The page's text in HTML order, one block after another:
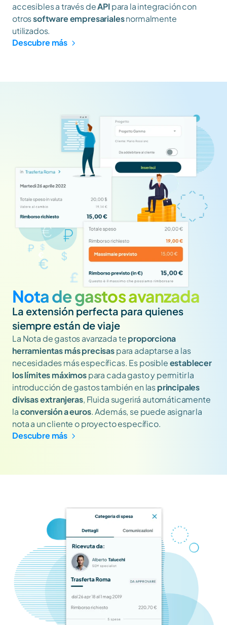
accesibles a través de API para la integración con
otros software empresariales normalmente
utilizados.
Descubre más
Nota de gastos avanzada
La extensión perfecta para quienes
siempre están de viaje
La Nota de gastos avanzada te proporciona
herramientas más precisas para adaptarse a las
necesidades más específicas. Es posible establecer
los límites máximos para cada gasto y permitir la
introducción de gastos también en las principales
divisas extranjeras, Fluida sugerirá automáticamente
la conversión a euros. Además, se puede asignar la
nota a un cliente o proyecto específico.
Descubre más